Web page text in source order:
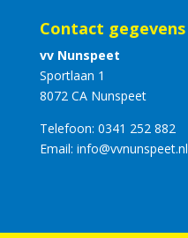
Contact gegevens
vv Nunspeet
Sportlaan 1
8072 CA Nunspeet
Telefoon: 0341 252 882
Email: info@vvnunspeet.nl